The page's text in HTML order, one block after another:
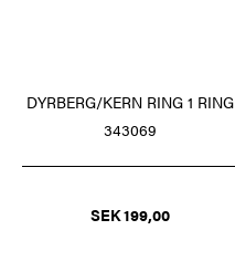
DYRBERG/KERN RING 1 RING
343069
SEK 199,00